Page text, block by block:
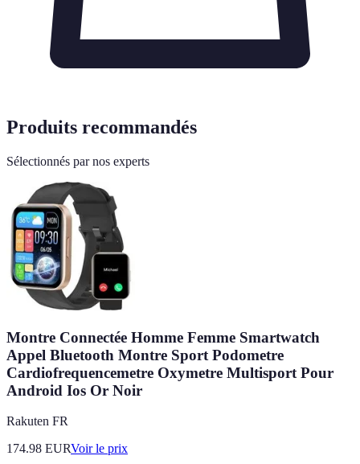
Produits recommandés
Sélectionnés par nos experts
Montre Connectée Homme Femme Smartwatch
Appel Bluetooth Montre Sport Podometre
Cardiofrequencemetre Oxymetre Multisport Pour
Android Ios Or Noir
Rakuten FR
174.98 EURVoir le prix